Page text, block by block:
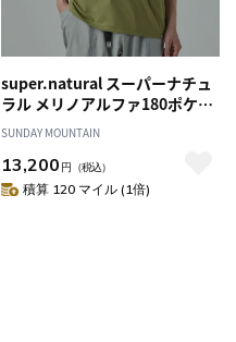
super.natural スーパーナチュ
ラル メリノアルファ180ポケッ
トS/S Tシャツ ユニセックス
SUNDAY MOUNTAIN
13,200 円 （税込）
積算 120 マイル (1倍)